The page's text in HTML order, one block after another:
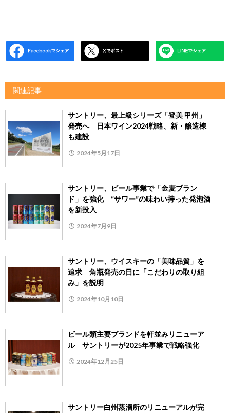
関連記事
サントリー、最上級シリーズ「登美 甲州」
発売へ 日本ワイン2024戦略、新・醸造棟
も建設
2024年5月17日
サントリー、ビール事業で「金麦ブラン
ド」を強化 “サワー”の味わい持った発泡酒
を新投入
2024年7月9日
サントリー、ウイスキーの「美味品質」を
追求 角瓶発売の日に「こだわりの取り組
み」を説明
2024年10月10日
ビール類主要ブランドを軒並みリニューア
ル サントリーが2025年事業で戦略強化
2024年12月25日
サントリー白州蒸溜所のリニューアルが完